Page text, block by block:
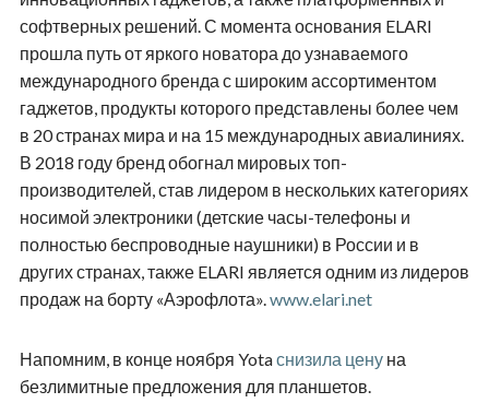
софтверных решений. С момента основания ELARI
прошла путь от яркого новатора до узнаваемого
международного бренда с широким ассортиментом
гаджетов, продукты которого представлены более чем
в 20 странах мира и на 15 международных авиалиниях.
В 2018 году бренд обогнал мировых топ-
производителей, став лидером в нескольких категориях
носимой электроники (детские часы-телефоны и
полностью беспроводные наушники) в России и в
других странах, также ELARI является одним из лидеров
продаж на борту «Аэрофлота».www.elari.net
Напомним, в конце ноября Yotaснизила ценуна
безлимитные предложения для планшетов.